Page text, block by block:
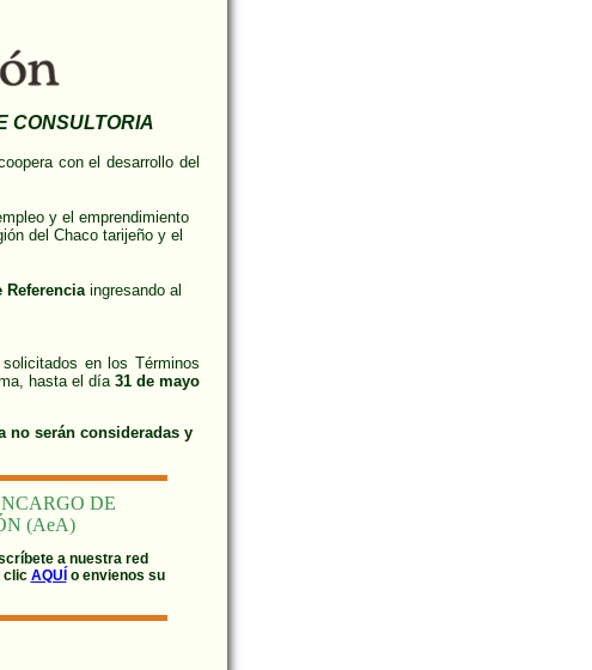
CONSULTORIA
con el desarrollo del
y el emprendimiento
del Chaco tarijeño y el
Referenciaingresando al
en los Términos
hasta el día 31 de mayo
no serán consideradas y
DE
(AeA)
a nuestra red
clic AQUÍ o envienos su